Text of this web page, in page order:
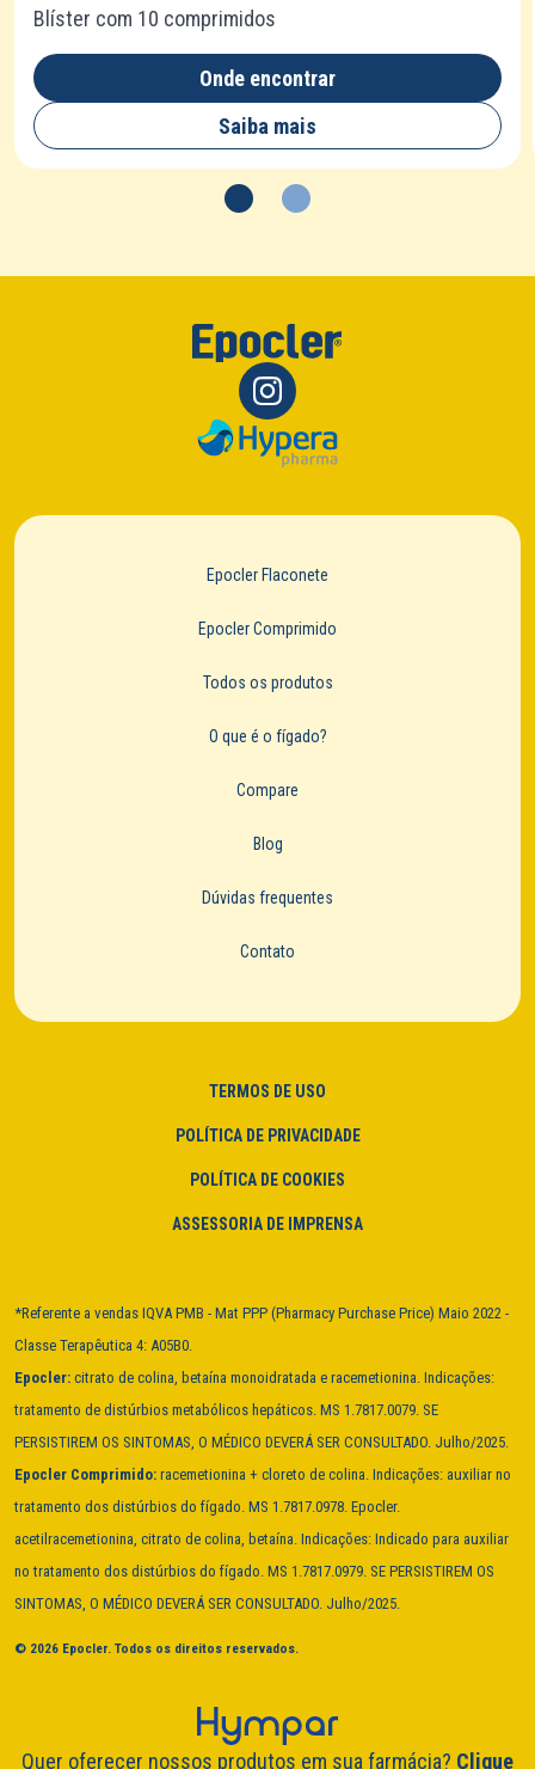
Blíster com 10 comprimidos
Onde encontrar
Saiba mais
Epocler Flaconete
Epocler Comprimido
Todos os produtos
O que é o fígado?
Compare
Blog
Dúvidas frequentes
Contato
TERMOS DE USO
POLÍTICA DE PRIVACIDADE
POLÍTICA DE COOKIES
ASSESSORIA DE IMPRENSA
*Referente a vendas IQVA PMB - Mat PPP (Pharmacy Purchase Price) Maio 2022 -
Classe Terapêutica 4: A05B0.
Epocler: citrato de colina, betaína monoidratada e racemetionina. Indicações:
tratamento de distúrbios metabólicos hepáticos. MS 1.7817.0079. SE
PERSISTIREM OS SINTOMAS, O MÉDICO DEVERÁ SER CONSULTADO. Julho/2025.
Epocler Comprimido: racemetionina + cloreto de colina. Indicações: auxiliar no
tratamento dos distúrbios do fígado. MS 1.7817.0978. Epocler.
acetilracemetionina, citrato de colina, betaína. Indicações: Indicado para auxiliar
no tratamento dos distúrbios do fígado. MS 1.7817.0979. SE PERSISTIREM OS
SINTOMAS, O MÉDICO DEVERÁ SER CONSULTADO. Julho/2025.
© 2026 Epocler. Todos os direitos reservados.
Quer oferecer nossos produtos em sua farmácia? Clique